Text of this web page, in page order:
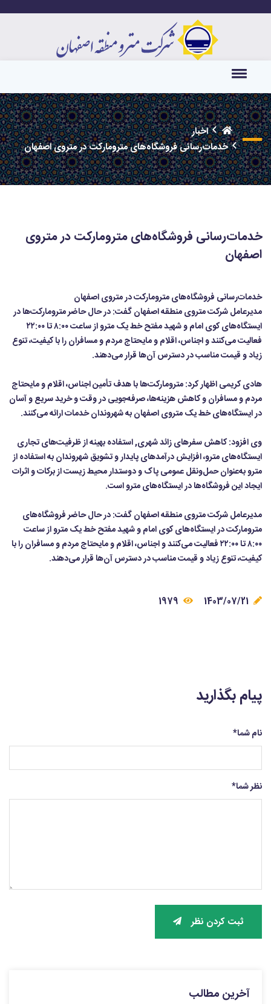
اخبار
خدمات‌رسانی فروشگاه‌های مترومارکت در متروی اصفهان
خدمات‌رسانی فروشگاه‌های مترومارکت در متروی
اصفهان
خدمات‌رسانی فروشگاه‌های مترومارکت در متروی اصفهان
مدیرعامل شرکت متروی منطقه اصفهان گفت: در حال حاضر مترومارکت‌ها در
ایستگاه‌های کوی امام و شهید مفتح خط یک مترو از ساعت ۸:۰۰ تا ۲۲:۰۰
فعالیت می‌کنند و اجناس، اقلام و مایحتاج مردم و مسافران را با کیفیت، تنوع
زیاد و قیمت مناسب در دسترس آن‌ها قرار می‌دهند.
هادی کریمی اظهار کرد: مترومارکت‌ها با هدف تأمین اجناس، اقلام و مایحتاج
مردم و مسافران و کاهش هزینه‌ها، صرفه‌جویی در وقت و خرید سریع و آسان
در ایستگاه‌های خط یک متروی اصفهان به شهروندان خدمات ارائه می‌کنند.
وی افزود: کاهش سفرهای زائد شهری, استفاده بهینه از ظرفیت‌های تجاری
ایستگاه‌های مترو، افزایش درآمدهای پایدار و تشویق شهروندان به استفاده از
مترو به‌عنوان حمل‌ونقل عمومی پاک و دوستدار محیط زیست از برکات و اثرات
ایجاد این فروشگاه‌ها در ایستگاه‌های مترو است.
مدیرعامل شرکت متروی منطقه اصفهان گفت: در حال حاضر فروشگاه‌های
مترومارکت در ایستگاه‌های کوی امام و شهید مفتح خط یک مترو از ساعت
۸:۰۰ تا ۲۲:۰۰ فعالیت می‌کنند و اجناس، اقلام و مایحتاج مردم و مسافران را با
کیفیت، تنوع زیاد و قیمت مناسب در دسترس آن‌ها قرار می‌دهند.
پیام بگذارید
نام شما*
نظر شما*
ثبت کردن نظر
آخرین مطالب